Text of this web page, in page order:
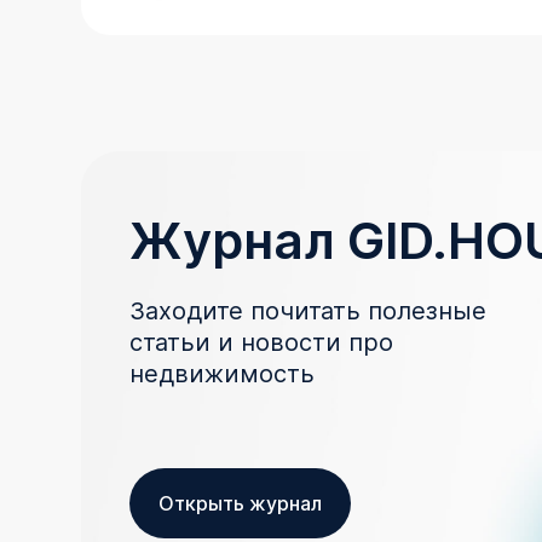
Журнал
Заходите почитать полезные
статьи и новости про
недвижимость
Открыть журнал